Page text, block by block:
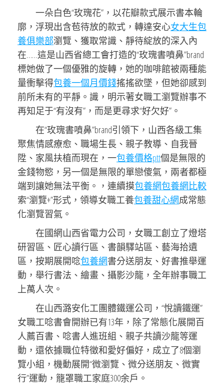
一朵白色“玫瑰花”，以花瓣款式展示書本輪
廓，浮現出含苞待放的款式，轉達安心女大生包
養俱樂部瀏覽、獲取常識、靜待綻放的深入內
在……這是山西省總工會打造的“玫瑰書噴鼻”brand
標她做了一個優雅的旋轉，她的咖啡館被兩種能
量衝擊得包養一個月價錢搖搖欲墜，但她卻感到
前所未有的平靜。識，明示著女職工瀏覽辦事不
再知足于“有沒有”，而是更尋求“好欠好”。
在“玫瑰書噴鼻”brand引領下，山西各級工集
聚焦情感療愈、職場生長、親子教導、自我晉
陞、家風扶植而現在，一包養價格ptt個是無限的
金錢物慾，另一個是無限的單戀傻氣，兩者都極
端到讓她無法平衡。，連續摸包養網包養網比較
索“瀏覽+”形式，領導女職工養包養甜心網成常態
化瀏覽習氣。
在國網山西省電力公司，女職工創立了燈塔
研習區、匠心讀行區、書韻驛站區、藝海拾遺
區，按期展開唸包養網書分送朋友、好書推舉運
動，舉行書法、繪畫、攝影沙龍，全年辦事職工
上萬人次。
在山西潞安化工團體鐵運公司，“悅讀鐵運”
女職工唸書會開辦已有13年，除了常態化展開百
人薦百書、唸書人進班組、親子共讀沙龍等運
動，還依據職位特徵和愛好偏好，成立了8個瀏
覽小組，機動展開“微瀏覽、微分送朋友、微實
行”運動，籠罩職工家庭300余戶。